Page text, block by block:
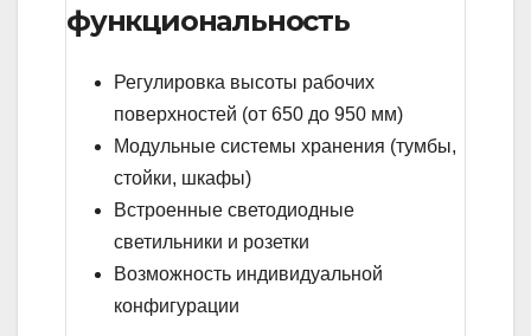
функциональность
Регулировка высоты рабочих
поверхностей (от 650 до 950 мм)
Модульные системы хранения (тумбы,
стойки, шкафы)
Встроенные светодиодные
светильники и розетки
Возможность индивидуальной
конфигурации